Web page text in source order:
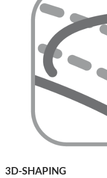
3D-SHAPING